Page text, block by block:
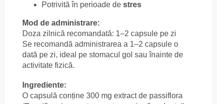
Potrivită în perioade de stres
Mod de administrare:
Doza zilnică recomandată: 1–2 capsule pe zi
Se recomandă administrarea a 1–2 capsule o
dată pe zi, ideal pe stomacul gol sau înainte de
activitate fizică.
Ingrediente:
O capsulă conține 300 mg extract de passiflora